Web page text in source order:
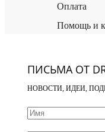
Оплата
Помощь и
ПИСЬМА ОТ
НОВОСТИ, ИДЕИ,